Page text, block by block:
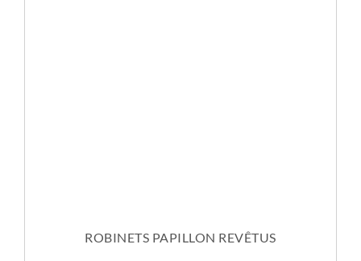
ROBINETS PAPILLON REVÊTUS